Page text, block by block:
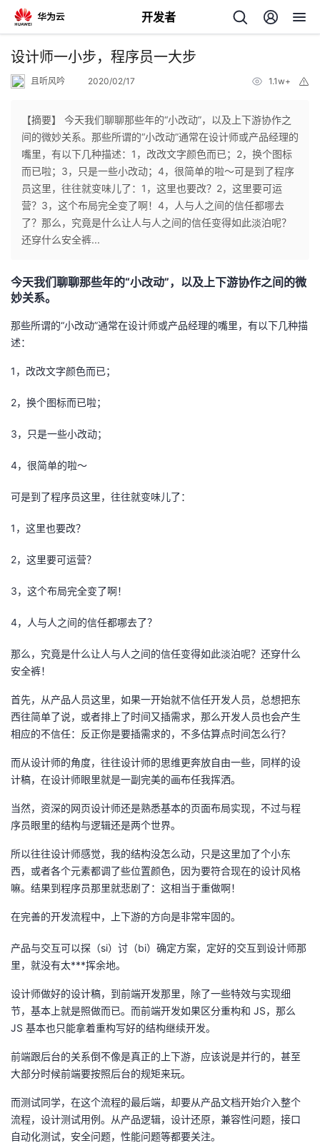
开发者
返
个
人
主
页
我
的
开
者
我
播
活
动
的
关
注
我
的
发
者
课
程
的
认
证
我
的
实
验
我
的
收
我
Programs
我
的
支
支
持
声
建
议
设计师一小步，程序员一大步
且听风吟 2020/02/17 1.1w+
【摘要】 今天我们聊聊那些年的“小改动”，以及上下游协作之
间的微妙关系。那些所谓的“小改动”通常在设计师或产品经理的
嘴里，有以下几种描述：1，改改文字颜色而已；2，换个图标
而已啦；3，只是一些小改动；4，很简单的啦～可是到了程序
员这里，往往就变味儿了：1，这里也要改？2，这里要可运
营？3，这个布局完全变了啊！4，人与人之间的信任都哪去
了？那么，究竟是什么让人与人之间的信任变得如此淡泊呢？
还穿什么安全裤...
今天我们聊聊那些年的“小改动”，以及上下游协作之间的微
妙关系。
那些所谓的“小改动”通常在设计师或产品经理的嘴里，有以下几种描
述：
1，改改文字颜色而已；
2，换个图标而已啦；
3，只是一些小改动；
4，很简单的啦～
可是到了程序员这里，往往就变味儿了：
1，这里也要改？
2，这里要可运营？
3，这个布局完全变了啊！
4，人与人之间的信任都哪去了？
那么，究竟是什么让人与人之间的信任变得如此淡泊呢？还穿什么
安全裤！
首先，从产品人员这里，如果一开始就不信任开发人员，总想把东
西往简单了说，或者排上了时间又插需求，那么开发人员也会产生
相应的不信任：反正你是要插需求的，不多估算点时间怎么行？
而从设计师的角度，往往设计师的思维更奔放自由一些，同样的设
计稿，在设计师眼里就是一副完美的画布任我挥洒。
当然，资深的网页设计师还是熟悉基本的页面布局实现，不过与程
序员眼里的结构与逻辑还是两个世界。
所以往往设计师感觉，我的结构没怎么动，只是这里加了个小东
西，或者各个元素都调了些位置颜色，因为要符合现在的设计风格
嘛。结果到程序员那里就悲剧了：这相当于重做啊！
在完善的开发流程中，上下游的方向是非常牢固的。
产品与交互可以探（si）讨（bi）确定方案，定好的交互到设计师那
里，就没有太***挥余地。
设计师做好的设计稿，到前端开发那里，除了一些特效与实现细
节，基本上就是照做而已。而前端开发如果区分重构和 JS，那么
JS 基本也只能拿着重构写好的结构继续开发。
前端跟后台的关系倒不像是真正的上下游，应该说是并行的，甚至
大部分时候前端要按照后台的规矩来玩。
而测试同学，在这个流程的最后端，却要从产品文档开始介入整个
流程，设计测试用例。从产品逻辑，设计还原，兼容性问题，接口
自动化测试，安全问题，性能问题等都要关注。